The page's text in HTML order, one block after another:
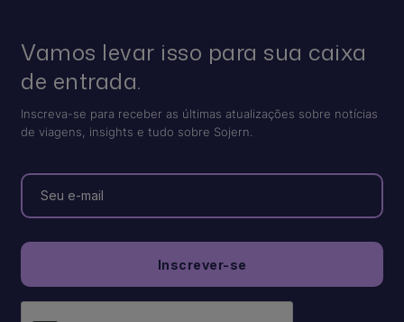
Vamos levar isso para sua caixa
de entrada.
Inscreva-se para receber as últimas atualizações sobre notícias
de viagens, insights e tudo sobre Sojern.